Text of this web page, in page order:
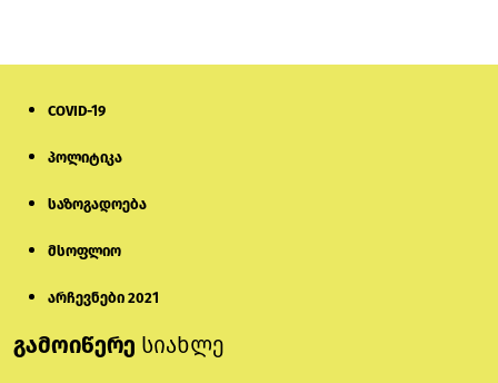
გათიშვაზე პირველადი შეფასება
COVID-19
პოლიტიკა
საზოგადოება
მსოფლიო
არჩევნები 2021
გამოიწერე სიახლე